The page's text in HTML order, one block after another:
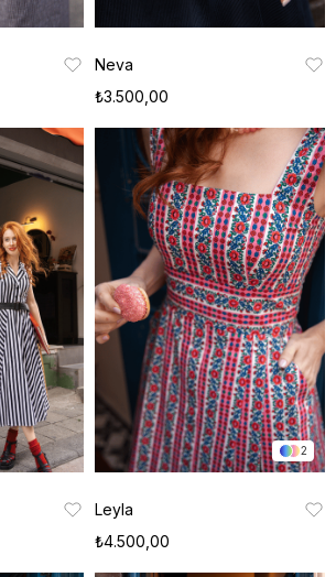
Neva
₺3.500,00
2
Leyla
₺4.500,00